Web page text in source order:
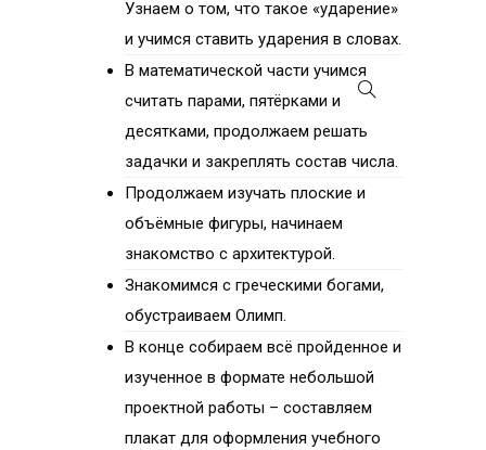
Узнаем о том, что такое «ударение»
и учимся ставить ударения в словах.
В математической части учимся
считать парами, пятёрками и
десятками, продолжаем решать
задачки и закреплять состав числа.
Продолжаем изучать плоские и
объёмные фигуры, начинаем
знакомство с архитектурой.
Знакомимся с греческими богами,
обустраиваем Олимп.
В конце собираем всё пройденное и
изученное в формате небольшой
проектной работы – составляем
плакат для оформления учебного